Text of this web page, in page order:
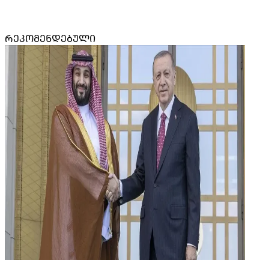
ᲠᲔᲙᲝᲛᲔᲜᲓᲔᲑᲣᲚᲘ